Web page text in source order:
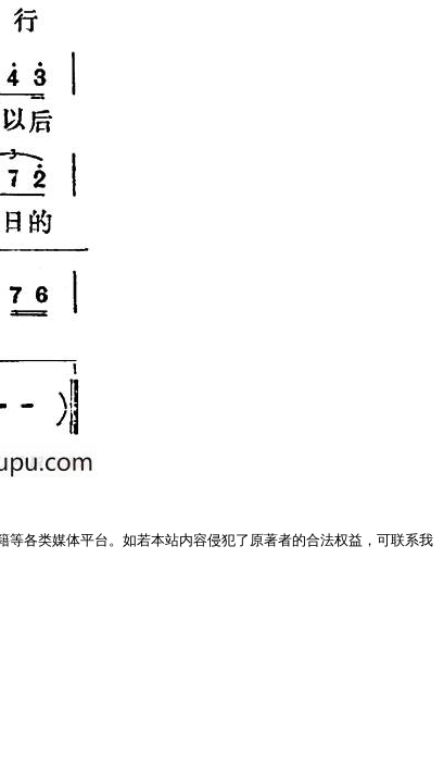
各类媒体平台。如若本站内容侵犯了原著者的合法权益，可联系我